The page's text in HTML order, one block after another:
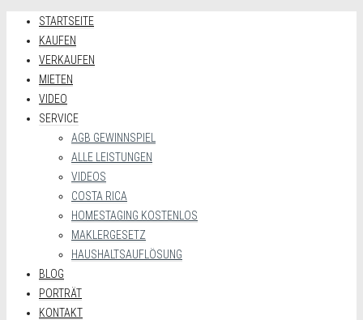
STARTSEITE
KAUFEN
VERKAUFEN
MIETEN
VIDEO
SERVICE
AGB GEWINNSPIEL
ALLE LEISTUNGEN
VIDEOS
COSTA RICA
HOMESTAGING KOSTENLOS
MAKLERGESETZ
HAUSHALTSAUFLÖSUNG
BLOG
PORTRÄT
KONTAKT